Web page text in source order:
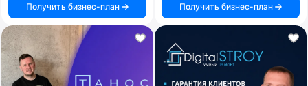
Получить бизнес-план
Получить бизнес-план